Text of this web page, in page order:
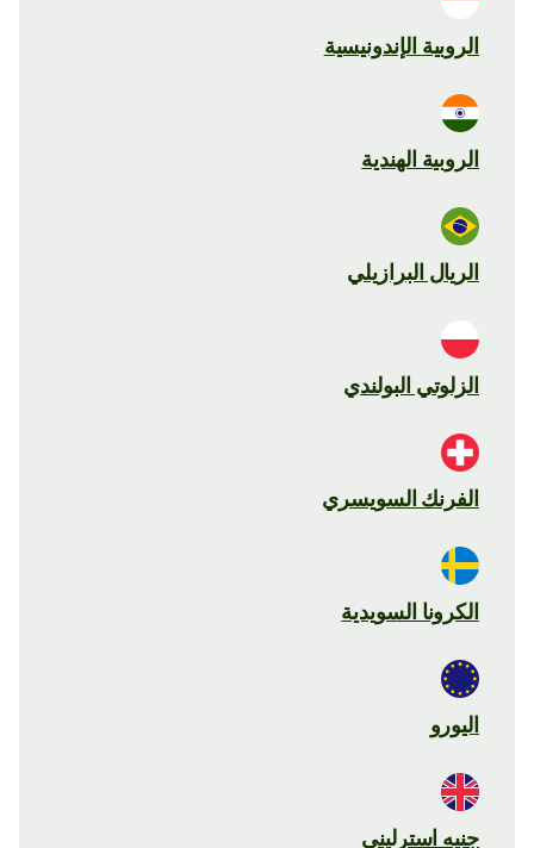
الروبية الإندونيسية
الروبية الهندية
الريال البرازيلي
الزلوتي البولندي
الفرنك السويسري
الكرونا السويدية
اليورو
جنيه استرليني